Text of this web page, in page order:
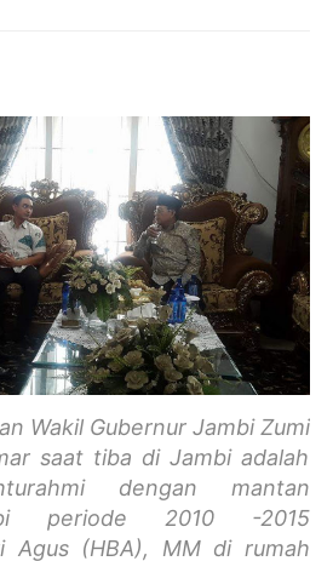
Wakil Gubernur Jambi Zumi
saat tiba di Jambi adalah
dengan mantan
periode 2010 -2015
Agus (HBA), MM di rumah